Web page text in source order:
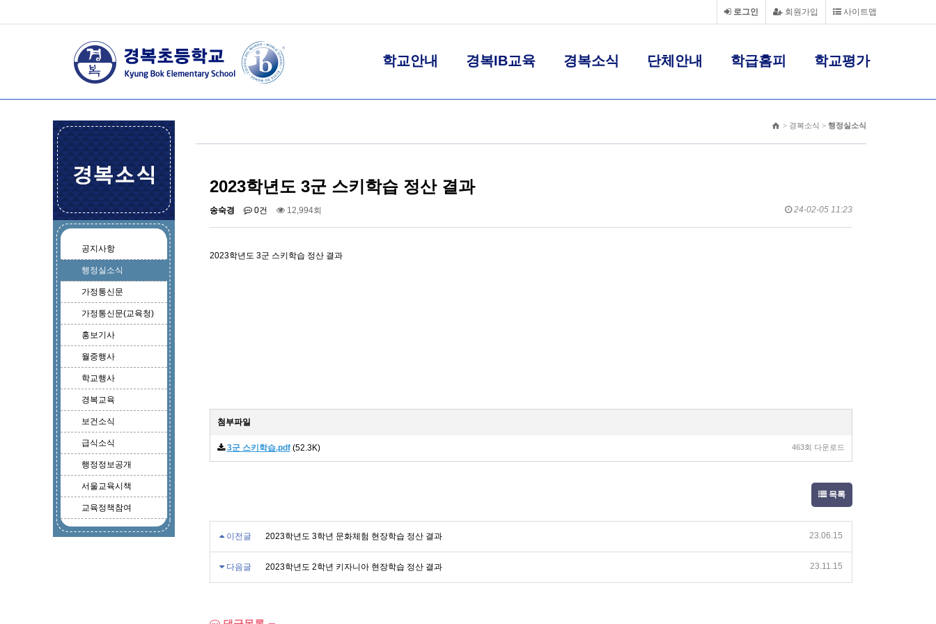
사이트맵
회원가입
로그인
학교안내 경복IB교육 경복소식 단체안내 학급홈피 학교평가
공지사항
행정실소식
가정통신문
가정통신문(교육청)
홍보기사
월중행사
학교행사
경복교육
보건소식
급식소식
행정정보공개
서울교육시책
교육정책참여
> 경복소식 > 행정실소식
2023학년도 3군 스키학습 정산 결과
송숙경 0건 12,994회 24-02-05 11:23
2023학년도 3군 스키학습 정산 결과
첨부파일
3군 스키학습.pdf(52.3K) 463회 다운로드
목록
이전글 2023학년도 3학년 문화체험 현장학습 정산 결과 23.06.15
다음글 2023학년도 2학년 키자니아 현장학습 정산 결과 23.11.15